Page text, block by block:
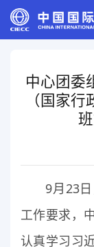
中心团委
（国家
9月23
工作要求，
认真学习习